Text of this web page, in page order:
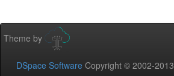
Theme by
DSpace Software Copyright © 2002-2013